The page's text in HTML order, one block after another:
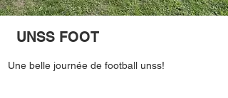
UNSS FOOT
Une belle journée de football unss!